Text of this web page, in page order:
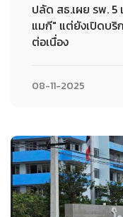
ปลัด สธ.เผย รพ. 5
แมกี" แต่ยังเปิดบริ
ต่อเนื่อง
08-11-2025